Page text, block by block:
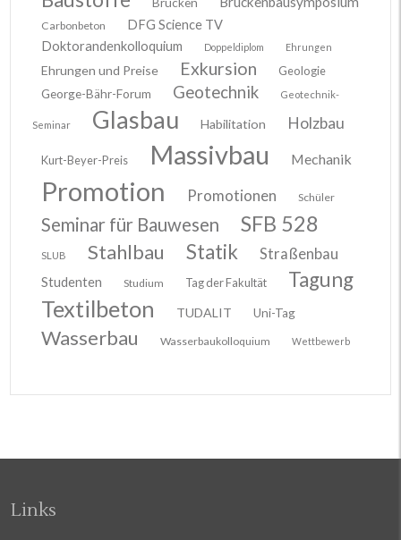
Carbonbeton
DFG Science TV
Doktorandenkolloquium
Doppeldiplom Ehrungen
Ehrungen und Preise Exkursion
Geologie
George-Bähr-Forum
Geotechnik Geotechnik-
Seminar Glasbau Habilitation Holzbau
Kurt-Beyer-Preis Massivbau Mechanik
Promotion Promotionen Schüler
Seminar für Bauwesen SFB 528
SLUB Stahlbau Statik Straßenbau
Studenten Studium Tag der Fakultät Tagung
Textilbeton TUDALIT Uni-Tag
Wasserbau Wasserbaukolloquium Wettbewerb
Links